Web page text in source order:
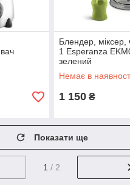
Блендер, міксер,
1 Esperanza
зелений
Немає в
1 150 ₴
Показати ще
1 / 2